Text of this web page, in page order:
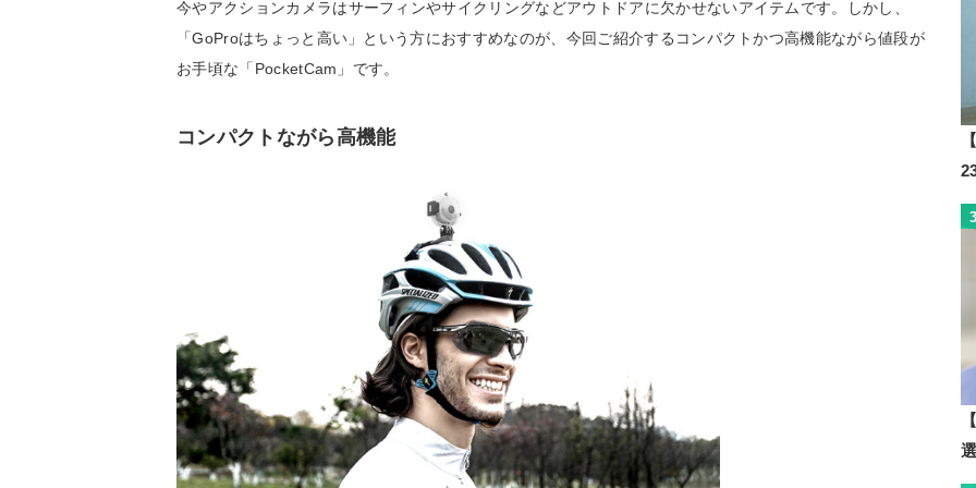
今やアクションカメラはサーフィンやサイクリングなどアウトドアに欠かせないアイテムです。しかし、
「GoProはちょっと高い」という方におすすめなのが、今回ご紹介するコンパクトかつ高機能ながら値段が
お手頃な「PocketCam」です。
コンパクトながら高機能